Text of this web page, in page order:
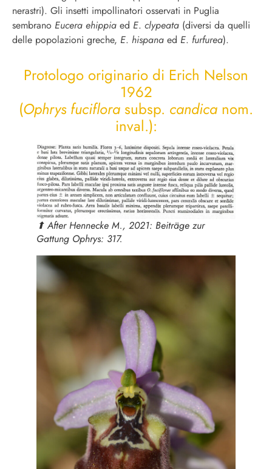
nerastri). Gli insetti impollinatori osservati in Puglia
sembrano Eucera ehippia ed E. clypeata (diversi da quelli
delle popolazioni greche, E. hispana ed E. furfurea).
Protologo originario di Erich Nelson
1962
(Ophrys fuciflora subsp. candica nom.
inval.):
⬆︎ After Hennecke M., 2021: Beiträge zur
Gattung Ophrys: 317.